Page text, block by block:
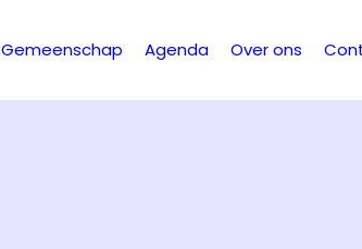
Gemeenschap Agenda Over ons